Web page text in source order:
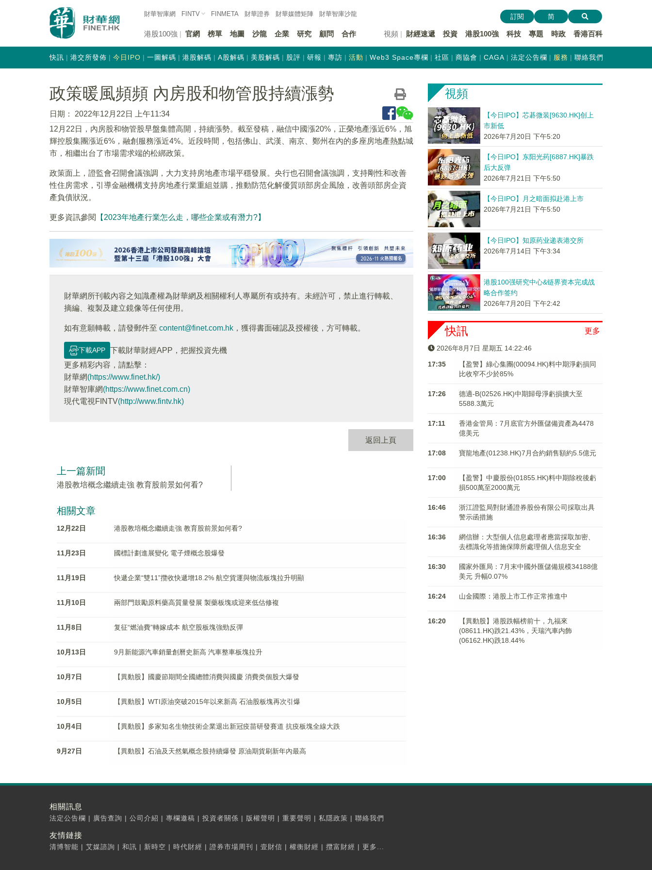
財華智庫網 FINTV FINMETA 財華證券 財華媒體矩陣 財華智庫沙龍
港股100強 官網 榜單 地圖 沙龍 企業 研究 顧問 合作 視頻 財經速遞 投資 港股100強 科技 專題 時政 香港百科
訂閱 简
快訊 港交所發佈 今日IPO 一圖解碼 港股解碼 A股解碼 美股解碼 股評 研報 專訪 活動 Web3 Space專欄 社區 商協會 CAGA 法定公告欄 服務 聯絡我們
政策暖風頻頻 內房股和物管股持續漲勢
日期：
2022年12月22日 上午11:34
12月22日，內房股和物管股早盤集體高開，持續漲勢。截至發稿，融信中國漲20%，正榮地產漲近6%，旭
輝控股集團漲近6%，融創服務漲近4%。近段時間，包括佛山、武漢、南京、鄭州在內的多座房地產熱點城
市，相繼出台了市場需求端的松綁政策。
政策面上，證監會召開會議強調，大力支持房地產市場平穩發展。央行也召開會議強調，支持剛性和改善
性住房需求，引導金融機構支持房地產行業重組並購，推動防范化解優質頭部房企風險，改善頭部房企資
產負債狀況。
更多資訊參閱 【2023年地產行業怎么走，哪些企業或有潛力?】
財華網所刊載內容之知識產權為財華網及相關權利人專屬所有或持有。未經許可，禁止進行轉載、
摘編、複製及建立鏡像等任何使用。
如有意願轉載，請發郵件至 content@finet.com.hk ，獲得書面確認及授權後，方可轉載。
下載APP
下載財華財經APP，把握投資先機
更多精彩内容，請點擊：
財華網(https://www.finet.hk/)
財華智庫網(https://www.finet.com.cn)
現代電視FINTV(http://www.fintv.hk)
返回上頁
上一篇新聞
港股教培概念繼續走強 教育股前景如何看?
相關文章
12月22日 港股教培概念繼續走強 教育股前景如何看?
11月23日 國標計劃進展變化 電子煙概念股爆發
11月19日 快遞企業“雙11”攬收快遞增18.2% 航空貨運與物流板塊拉升明顯
11月10日 兩部門鼓勵原料藥高質量發展 製藥板塊或迎來低估修複
11月8日 复征“燃油費”轉嫁成本 航空股板塊強勁反彈
10月13日 9月新能源汽車銷量創曆史新高 汽車整車板塊拉升
10月7日 【異動股】國慶節期間全國總體消費與國慶 消費类個股大爆發
10月5日 【異動股】WTI原油突破2015年以來新高 石油股板塊再次引爆
10月4日 【異動股】多家知名生物技術企業退出新冠疫苗研發賽道 抗疫板塊全線大跌
9月27日 【異動股】石油及天然氣概念股持續爆發 原油期貨刷新年內最高
視頻
【今日IPO】芯碁微装[9630.HK]创上
市新低
2026年7月20日 下午5:20
【今日IPO】东阳光药[6887.HK]暴跌
后大反弹
2026年7月21日 下午5:50
【今日IPO】月之暗面拟赴港上市
2026年7月21日 下午5:50
【今日IPO】知原药业递表港交所
2026年7月14日 下午3:34
港股100强研究中心&链界资本完成战
略合作签约
2026年7月20日 下午2:42
更多
快訊
2026年8月7日 星期五 14:22:46
17:35
【盈警】綠心集團(00094.HK)料中期淨虧損同
比收窄不少於85%
17:26
德適-B(02526.HK)中期歸母淨虧損擴大至
5588.3萬元
17:11
香港金管局：7月底官方外匯儲備資產為4478
億美元
17:08 寶龍地產(01238.HK)7月合約銷售額約5.5億元
17:00
【盈警】中慶股份(01855.HK)料中期除稅後虧
損500萬至2000萬元
16:46
浙江證監局對財通證券股份有限公司採取出具
警示函措施
16:36
網信辦：大型個人信息處理者應當採取加密、
去標識化等措施保障所處理個人信息安全
16:30
國家外匯局：7月末中國外匯儲備規模34188億
美元 升幅0.07%
16:24 山金國際：港股上市工作正常推進中
16:20
【異動股】港股跌幅榜前十，九福來
(08611.HK)跌21.43%，天瑞汽車内飾
(06162.HK)跌18.44%
相關訊息
法定公告欄 | 廣告查詢 | 公司介紹 | 專欄邀稿 | 投資者關係 | 版權聲明 | 重要聲明 | 私隱政策 | 聯絡我們
友情鏈接
清博智能 | 艾媒諮詢 | 和訊 | 新時空 | 時代財經 | 證券市場周刊 | 壹財信 | 權衡財經 | 攬富財經 | 更多...